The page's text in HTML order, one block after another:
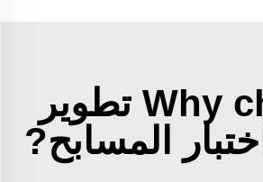
Why choose تطوير
المسابح?